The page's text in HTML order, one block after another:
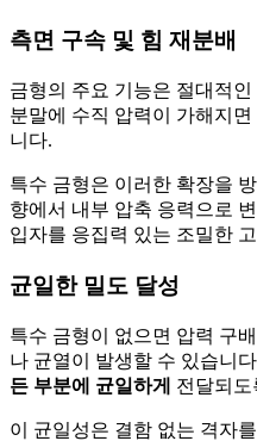
측면 구속 및 힘 재분배
금형의 주요 기능은 절대적인
분말에 수직 압력이 가해지
니다.
특수 금형은 이러한 확장을
향에서 내부 압축 응력으로
입자를 응집력 있는 조밀한
균일한 밀도 달성
특수 금형이 없으면 압력 구
나 균열이 발생할 수 있습니
든 부분에 균일하게
전달되도
이 균일성은 결함 없는 격자